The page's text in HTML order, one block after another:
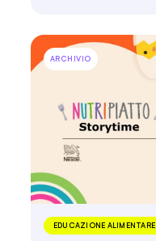
ARCHIVIO
EDUCAZIONE ALIMENTARE